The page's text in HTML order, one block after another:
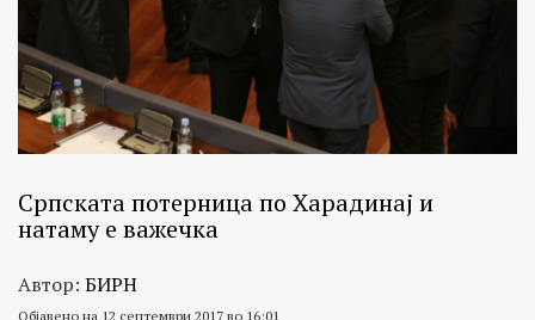
Српската потерница по Харадинај и
натаму е важечка
Автор: БИРН
Објавено на 12 септември 2017 во 16:01